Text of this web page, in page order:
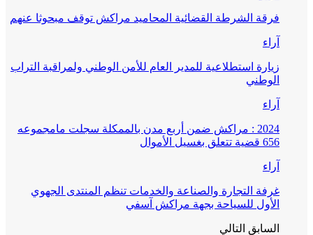
فرقة الشرطة القضائية المحاميد مراكش توقف مبحوثا عنهم
آراء
زيارة استطلاعية للمدير العام للأمن الوطني ولمراقبة التراب
الوطني
آراء
2024 : مراكش ضمن أربع مدن بالممكلة سجلت مامجموعه
656 قضية تتعلق بغسيل الأموال
آراء
غرفة التجارة والصناعة والخدمات تنظم المنتدى الجهوي
الأول للسياحة بجهة مراكش آسفي
السابق التالي